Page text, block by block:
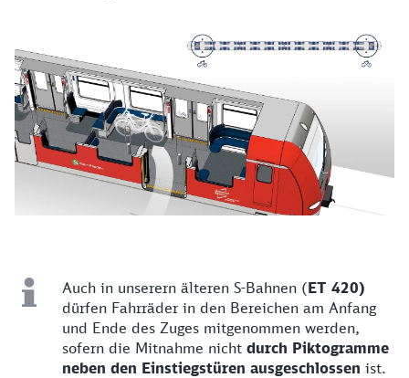
Auch in unserern älteren S-Bahnen (ET 420)
dürfen Fahrräder in den Bereichen am Anfang
und Ende des Zuges mitgenommen werden,
sofern die Mitnahme nicht durch Piktogramme
neben den Einstiegstüren ausgeschlossen ist.